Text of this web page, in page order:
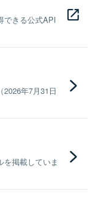
できる公式API
年7月31日
掲載していま